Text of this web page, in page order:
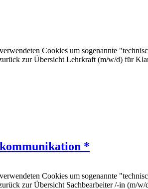
Cookies um sogenannte
zur Übersicht Lehrkraft (m/w/d) für
*
Cookies um sogenannte
zur Übersicht Sachbearbeiter /-in